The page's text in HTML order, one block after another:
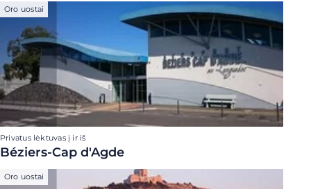
Oro uostai
Privatus lėktuvas į ir iš
Béziers-Cap d'Agde
Oro uostai